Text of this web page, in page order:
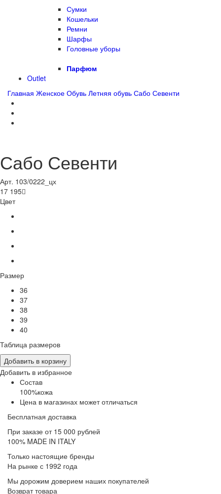
Сумки
Кошельки
Ремни
Шарфы
Головные уборы
Парфюм
Outlet
Главная Женское Обувь Летняя обувь Сабо Севенти
Сабо Севенти
Арт. 103/0222_цх
17 195
Цвет
Размер
36
37
38
39
40
Таблица размеров
Добавить в корзину
Добавить в избранное
Состав
100%кожа
Цена в магазинах может отличаться
Бесплатная доставка
При заказе от 15 000 рублей
100% MADE IN ITALY
Только настоящие бренды
На рынке с 1992 года
Мы дорожим доверием наших покупателей
Возврат товара